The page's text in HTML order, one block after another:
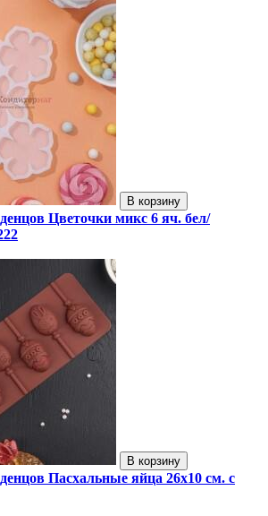
В корзину
Цветочки микс 6 яч. бел/
В корзину
Пасхальные яйца 26х10 см. с